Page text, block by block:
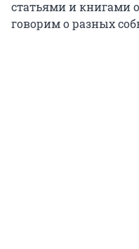
статьями и книгами
говорим о разных